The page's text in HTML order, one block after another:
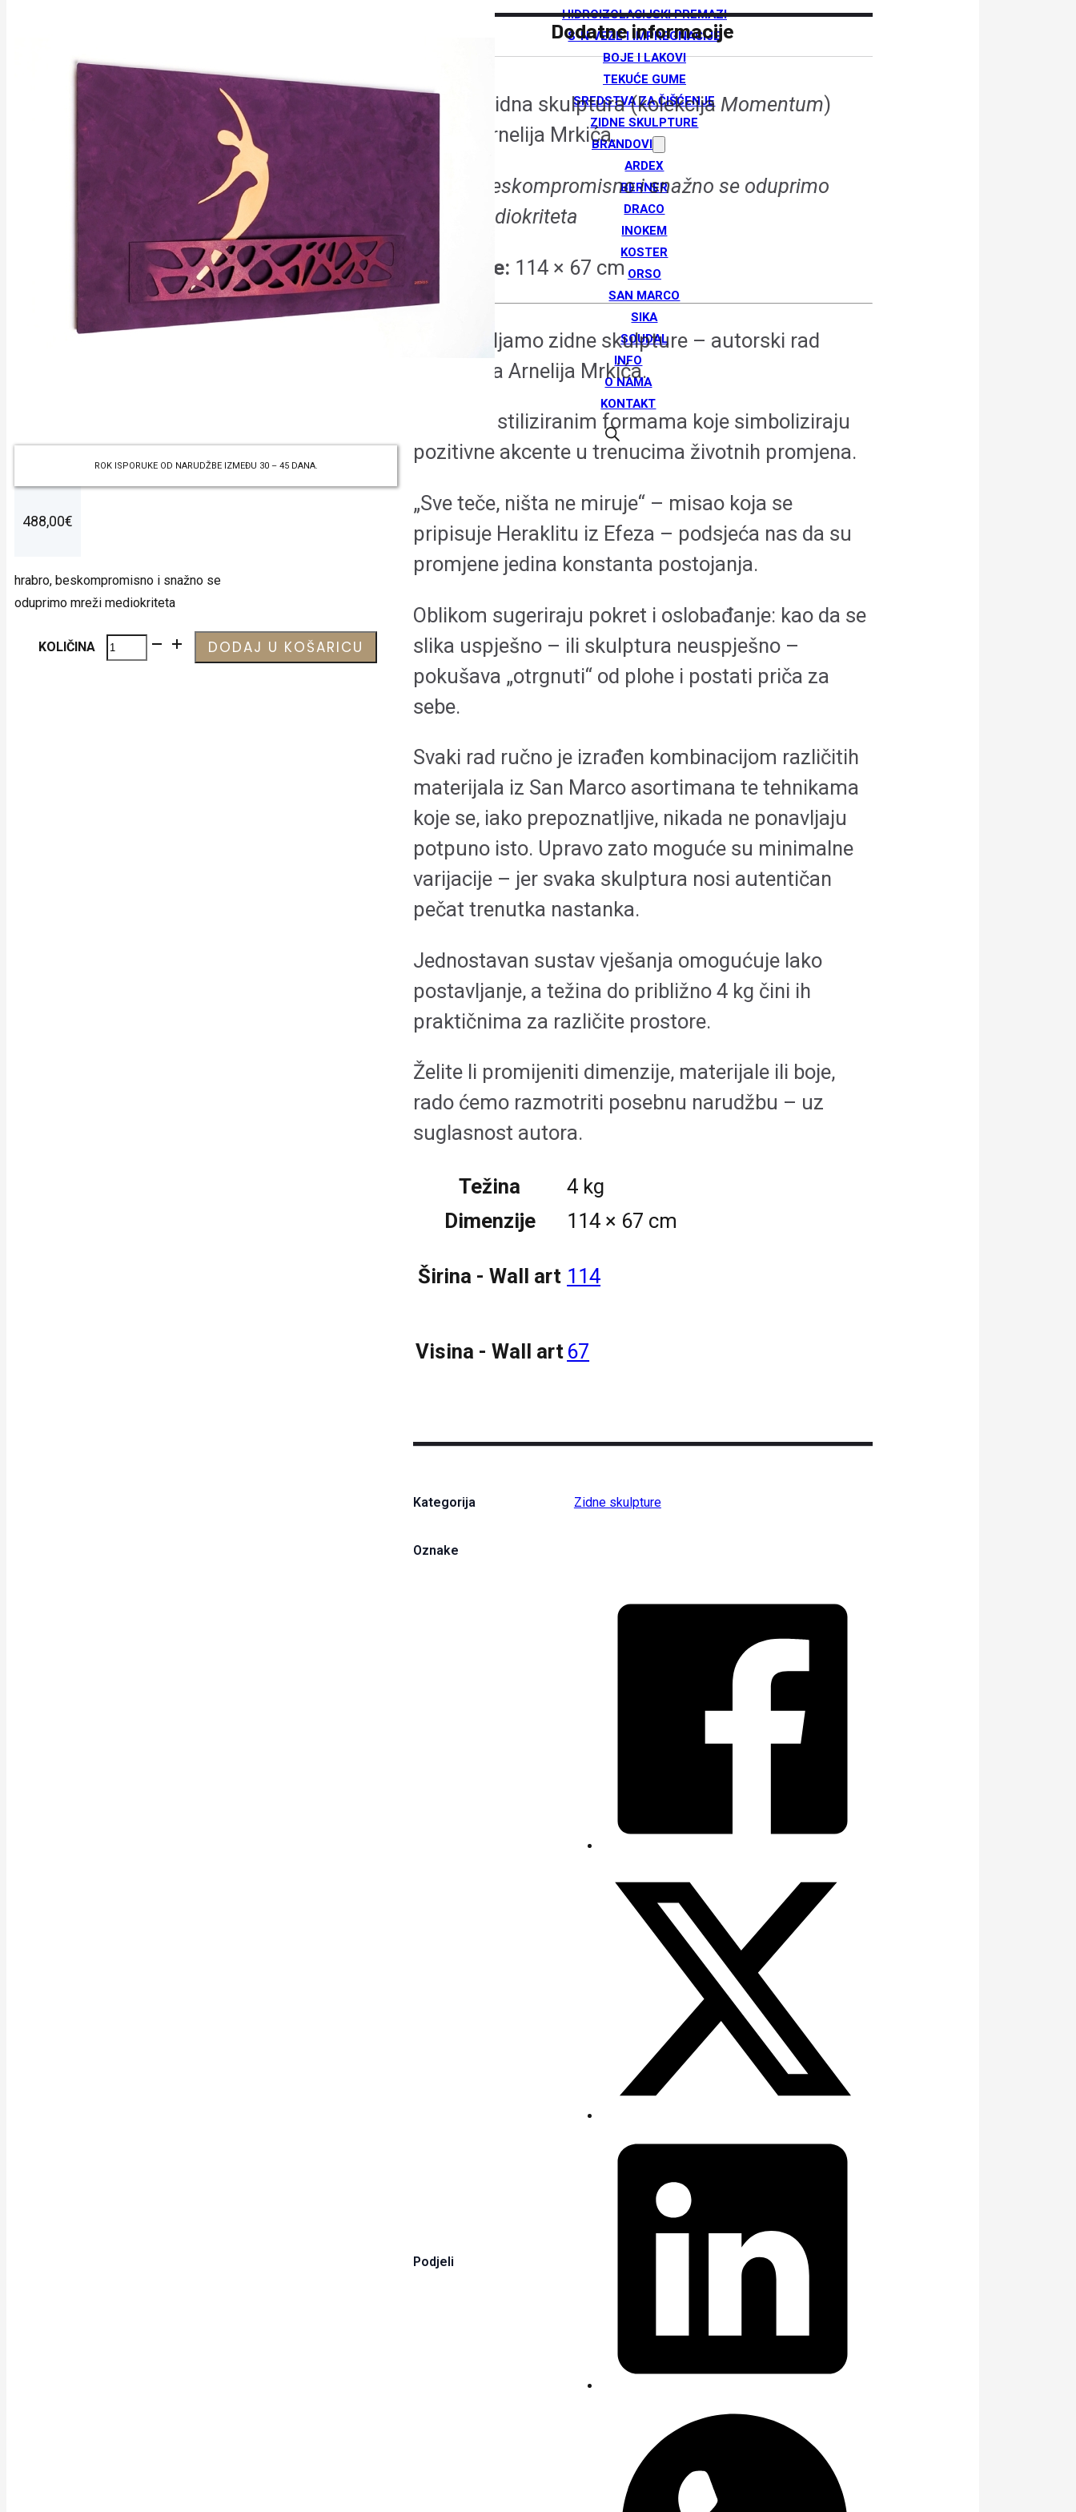
HIDROIZOLACIJSKI PREMAZI
S-N VEZE I IMPREGNACIJE
BOJE I LAKOVI
TEKUĆE GUME
SREDSTVA ZA ČIŠĆENJE
ZIDNE SKULPTURE
BRANDOVI
ARDEX
BERNER
DRACO
INOKEM
KOSTER
ORSO
SAN MARCO
SIKA
SOUDAL
INFO
O NAMA
KONTAKT
ROK ISPORUKE OD NARUDŽBE IZMEĐU 30 – 45 DANA.
488,00€
hrabro, beskompromisno i snažno se
oduprimo mreži mediokriteta
KOLIČINA
Nova
DODAJ U KOŠARICU
Dodatne informacije
Nova – zidna skulptura (kolekcijaMomentum)
autora Arnelija Mrkića.
hrabro, beskompromisno i snažno se oduprimo
mreži mediokriteta
Dimenzije: 114 × 67 cm
Predstavljamo zidne skulpture – autorski rad
umjetnika Arnelija Mrkića.
Riječ je o stiliziranim formama koje simboliziraju
pozitivne akcente u trenucima životnih promjena.
„Sve teče, ništa ne miruje“ – misao koja se
pripisuje Heraklitu iz Efeza – podsjeća nas da su
promjene jedina konstanta postojanja.
Oblikom sugeriraju pokret i oslobađanje: kao da se
slika uspješno – ili skulptura neuspješno –
pokušava „otrgnuti“ od plohe i postati priča za
sebe.
Svaki rad ručno je izrađen kombinacijom različitih
materijala iz San Marco asortimana te tehnikama
koje se, iako prepoznatljive, nikada ne ponavljaju
potpuno isto. Upravo zato moguće su minimalne
varijacije – jer svaka skulptura nosi autentičan
pečat trenutka nastanka.
Jednostavan sustav vješanja omogućuje lako
postavljanje, a težina do približno 4 kg čini ih
praktičnima za različite prostore.
Želite li promijeniti dimenzije, materijale ili boje,
rado ćemo razmotriti posebnu narudžbu – uz
suglasnost autora.
Težina
4 kg
Dimenzije
114 × 67 cm
Širina - Wall art 114
Visina - Wall art 67
Kategorija Zidne skulpture
Oznake
Podjeli